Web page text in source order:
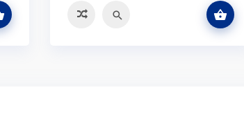
مقایسه
اطلاعات بیشتر